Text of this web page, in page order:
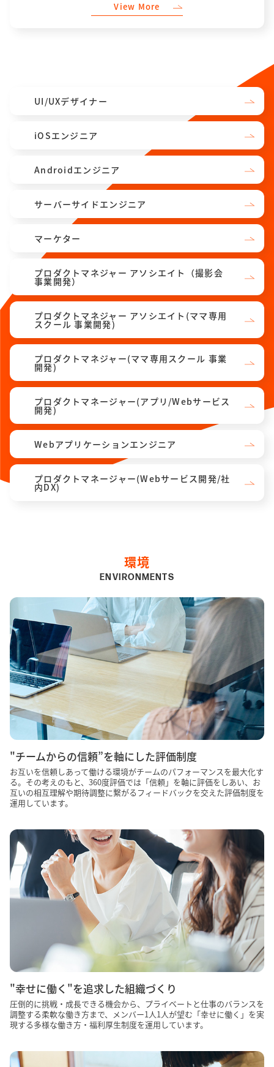
View More
UI/UXデザイナー
iOSエンジニア
Androidエンジニア
サーバーサイドエンジニア
マーケター
プロダクトマネジャー アソシエイト（撮影会
事業開発）
プロダクトマネジャー アソシエイト(ママ専用
スクール 事業開発)
プロダクトマネジャー(ママ専用スクール 事業
開発)
プロダクトマネージャー(アプリ/Webサービス
開発)
Webアプリケーションエンジニア
プロダクトマネージャー(Webサービス開発/社
内DX)
環境
ENVIRONMENTS
"チームからの信頼”を軸にした評価制度
お互いを信頼しあって働ける環境がチームのパフォーマンスを最大化す
る。その考えのもと、360度評価では「信頼」を軸に評価をしあい、お
互いの相互理解や期待調整に繋がるフィードバックを交えた評価制度を
運用しています。
"幸せに働く"を追求した組織づくり
圧倒的に挑戦・成長できる機会から、プライベートと仕事のバランスを
調整する柔軟な働き方まで、メンバー1人1人が望む「幸せに働く」を実
現する多様な働き方・福利厚生制度を運用しています。